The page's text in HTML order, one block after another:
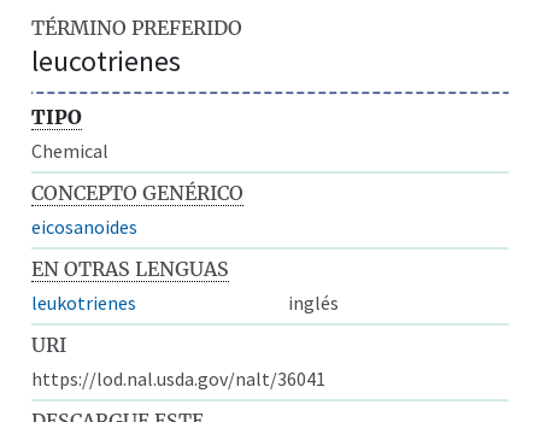
TÉRMINO PREFERIDO
leucotrienes
TIPO
Chemical
CONCEPTO GENÉRICO
eicosanoides
EN OTRAS LENGUAS
leukotrienes
inglés
URI
https://lod.nal.usda.gov/nalt/36041